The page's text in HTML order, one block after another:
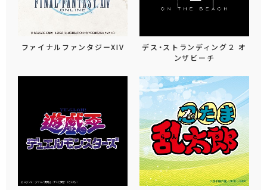
ファイナルファンタジーXIV
デス・ストランディング２ オ
ンザビーチ